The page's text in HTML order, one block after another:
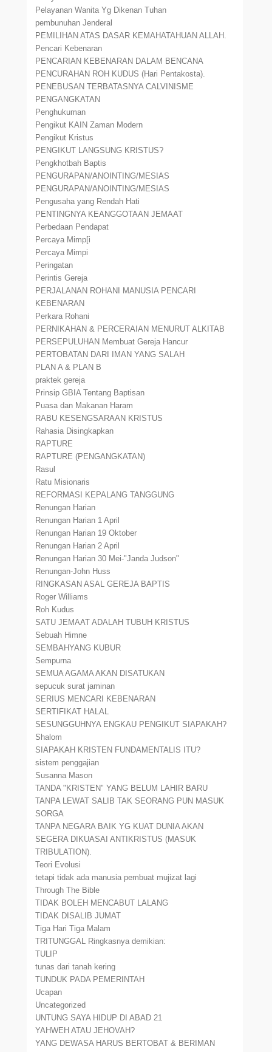
Pelayanan Wanita Yg Dikenan Tuhan
pembunuhan Jenderal
PEMILIHAN ATAS DASAR KEMAHATAHUAN ALLAH.
Pencari Kebenaran
PENCARIAN KEBENARAN DALAM BENCANA
PENCURAHAN ROH KUDUS (Hari Pentakosta).
PENEBUSAN TERBATASNYA CALVINISME
PENGANGKATAN
Penghukuman
Pengikut KAIN Zaman Modern
Pengikut Kristus
PENGIKUT LANGSUNG KRISTUS?
Pengkhotbah Baptis
PENGURAPAN/ANOINTING/MESIAS
PENGURAPAN/ANOINTING/MESIAS
Pengusaha yang Rendah Hati
PENTINGNYA KEANGGOTAAN JEMAAT
Perbedaan Pendapat
Percaya Mimp[i
Percaya Mimpi
Peringatan
Perintis Gereja
PERJALANAN ROHANI MANUSIA PENCARI
KEBENARAN
Perkara Rohani
PERNIKAHAN & PERCERAIAN MENURUT ALKITAB
PERSEPULUHAN Membuat Gereja Hancur
PERTOBATAN DARI IMAN YANG SALAH
PLAN A & PLAN B
praktek gereja
Prinsip GBIA Tentang Baptisan
Puasa dan Makanan Haram
RABU KESENGSARAAN KRISTUS
Rahasia Disingkapkan
RAPTURE
RAPTURE (PENGANGKATAN)
Rasul
Ratu Misionaris
REFORMASI KEPALANG TANGGUNG
Renungan Harian
Renungan Harian 1 April
Renungan Harian 19 Oktober
Renungan Harian 2 April
Renungan Harian 30 Mei-"Janda Judson"
Renungan-John Huss
RINGKASAN ASAL GEREJA BAPTIS
Roger Williams
Roh Kudus
SATU JEMAAT ADALAH TUBUH KRISTUS
Sebuah Himne
SEMBAHYANG KUBUR
Sempurna
SEMUA AGAMA AKAN DISATUKAN
sepucuk surat jaminan
SERIUS MENCARI KEBENARAN
SERTIFIKAT HALAL
SESUNGGUHNYA ENGKAU PENGIKUT SIAPAKAH?
Shalom
SIAPAKAH KRISTEN FUNDAMENTALIS ITU?
sistem penggajian
Susanna Mason
TANDA "KRISTEN" YANG BELUM LAHIR BARU
TANPA LEWAT SALIB TAK SEORANG PUN MASUK
SORGA
TANPA NEGARA BAIK YG KUAT DUNIA AKAN
SEGERA DIKUASAI ANTIKRISTUS (MASUK
TRIBULATION).
Teori Evolusi
tetapi tidak ada manusia pembuat mujizat lagi
Through The Bible
TIDAK BOLEH MENCABUT LALANG
TIDAK DISALIB JUMAT
Tiga Hari Tiga Malam
TRITUNGGAL Ringkasnya demikian:
TULIP
tunas dari tanah kering
TUNDUK PADA PEMERINTAH
Ucapan
Uncategorized
UNTUNG SAYA HIDUP DI ABAD 21
YAHWEH ATAU JEHOVAH?
YANG DEWASA HARUS BERTOBAT & BERIMAN